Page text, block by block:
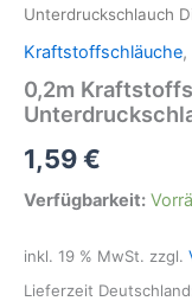
Unterdruckschlauch
Kraftstoffschläuche,
0,2m
1,59€
Verfügbarkeit:
inkl. 19 % MwSt. zzgl.
Lieferzeit